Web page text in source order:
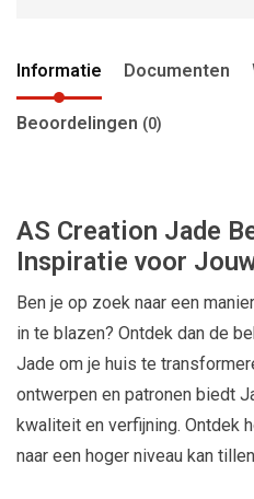
Informatie Documenten
Beoordelingen (0)
AS Creation Jade
Inspiratie voor
Ben je op zoek naar een
in te blazen? Ontdek dan de
Jade om je huis te
ontwerpen en patronen biedt
kwaliteit en verfijning. Ontdek
naar een hoger niveau kan